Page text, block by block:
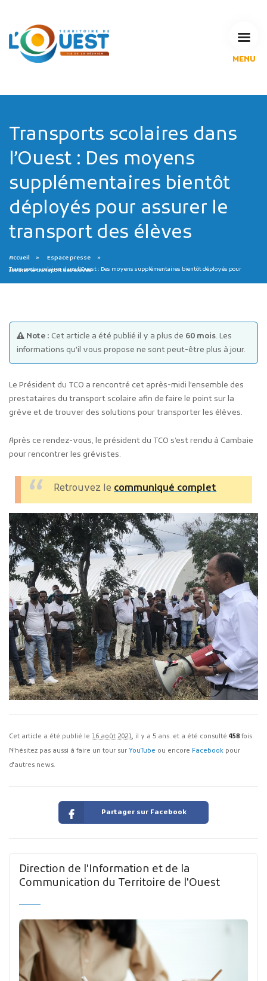
MENU
Espace Pédagogique
RECHERCHE
Marchés publics
Projets financés par l'Europe
Plans d'accès
Transports scolaires dans
l’Ouest : Des moyens
supplémentaires bientôt
déployés pour assurer le
transport des élèves
Accueil
Espace presse
Transports scolaires dans l’Ouest : Des moyens supplémentaires bientôt déployés pour assurer le transport des élèves
Note : Cet article a été publié il y a plus de 60 mois. Les
informations qu'il vous propose ne sont peut-être plus à jour.
Le Président du TCO a rencontré cet après-midi l’ensemble des
prestataires du transport scolaire afin de faire le point sur la
grève et de trouver des solutions pour transporter les élèves.
Après ce rendez-vous, le président du TCO s’est rendu à Cambaie
pour rencontrer les grévistes.
Retrouvez lecommuniqué complet
Cet article a été publié le 16 août 2021, il y a 5 ans. et a été consulté 458 fois.
N'hésitez pas aussi à faire un tour sur YouTube ou encore Facebook pour
d'autres news.
Partager sur Facebook
Direction de l'Information et de la
Communication du Territoire de l'Ouest